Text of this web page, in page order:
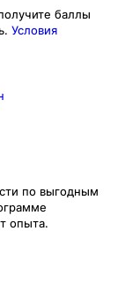
баллы
Условия
по выгодным
опыта.